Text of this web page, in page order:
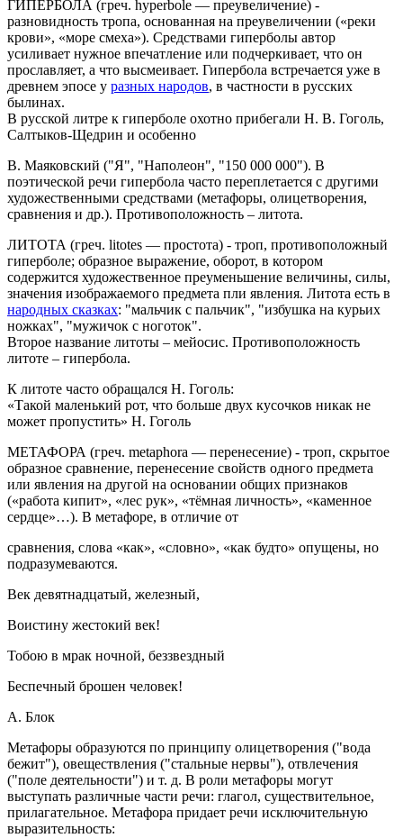
ГИПЕРБОЛА (греч. hyperbole — преувеличение) -
разновидность тропа, основанная на преувеличении («реки
крови», «море смеха»). Средствами гиперболы автор
усиливает нужное впечатление или подчеркивает, что он
прославляет, а что высмеивает. Гипербола встречается уже в
древнем эпосе у разных народов, в частности в русских
былинах.
В русской литре к гиперболе охотно прибегали Н. В. Гоголь,
Салтыков-Щедрин и особенно
В. Маяковский ("Я", "Наполеон", "150 000 000"). В
поэтической речи гипербола часто переплетается с другими
художественными средствами (метафоры, олицетворения,
сравнения и др.). Противоположность – литота.
ЛИТОТА (греч. litotes — простота) - троп, противоположный
гиперболе; образное выражение, оборот, в котором
содержится художественное преуменьшение величины, силы,
значения изображаемого предмета пли явления. Литота есть в
народных сказках: "мальчик с пальчик", "избушка на курьих
ножках", "мужичок с ноготок".
Второе название литоты – мейосис. Противоположность
литоте – гипербола.
К литоте часто обращался Н. Гоголь:
«Такой маленький рот, что больше двух кусочков никак не
может пропустить» Н. Гоголь
МЕТАФОРА (греч. metaphora — перенесение) - троп, скрытое
образное сравнение, перенесение свойств одного предмета
или явления на другой на основании общих признаков
(«работа кипит», «лес рук», «тёмная личность», «каменное
сердце»…). В метафоре, в отличие от
сравнения, слова «как», «словно», «как будто» опущены, но
подразумеваются.
Век девятнадцатый, железный,
Воистину жестокий век!
Тобою в мрак ночной, беззвездный
Беспечный брошен человек!
А. Блок
Метафоры образуются по принципу олицетворения ("вода
бежит"), овеществления ("стальные нервы"), отвлечения
("поле деятельности") и т. д. В роли метафоры могут
выступать различные части речи: глагол, существительное,
прилагательное. Метафора придает речи исключительную
выразительность: